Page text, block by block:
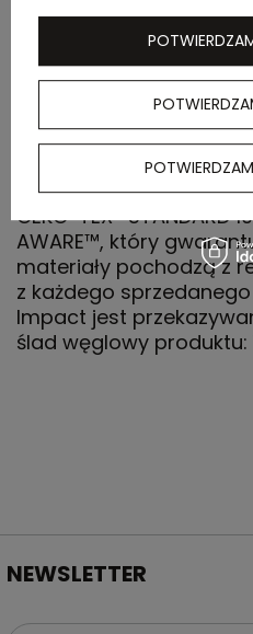
Męska kurtka softshell,
recyklingu, 3
gramaturze 300 g/m2,
zapięcia mankietów
regulacją, 2 kieszenie
wodoodporna dzięki
BIONIC-FINISH® ECO,
oddychająca
OEKO-TEX®
AWARE™, który
materiały pochodzą z
z każdego
Impact jest
ślad węglowy produktu:
NEWSLETTER